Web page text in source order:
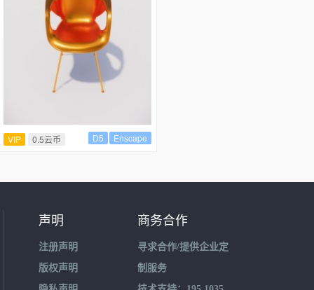
VIP 0.5云币 Enscape
D5
声明
注册声明
版权声明
商务合作
寻求合作/提供企业定
制服务